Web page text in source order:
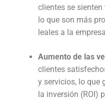
clientes se
lo que son más
leales a la
Aumento de las
clientes
y servicios, lo que
la inversión (ROI)